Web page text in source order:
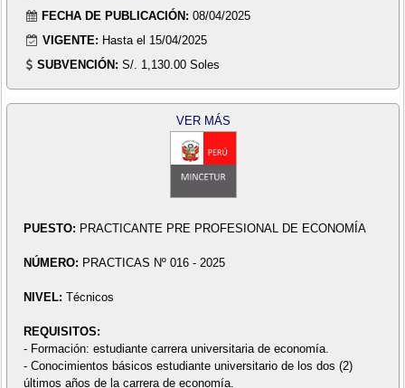
FECHA DE PUBLICACIÓN: 08/04/2025
VIGENTE: Hasta el 15/04/2025
SUBVENCIÓN: S/. 1,130.00 Soles
VER MÁS
PUESTO: PRACTICANTE PRE PROFESIONAL DE ECONOMÍA
NÚMERO: PRACTICAS Nº 016 - 2025
NIVEL: Técnicos
REQUISITOS:
- Formación: estudiante carrera universitaria de economía.
- Conocimientos básicos estudiante universitario de los dos (2)
últimos años de la carrera de economía.